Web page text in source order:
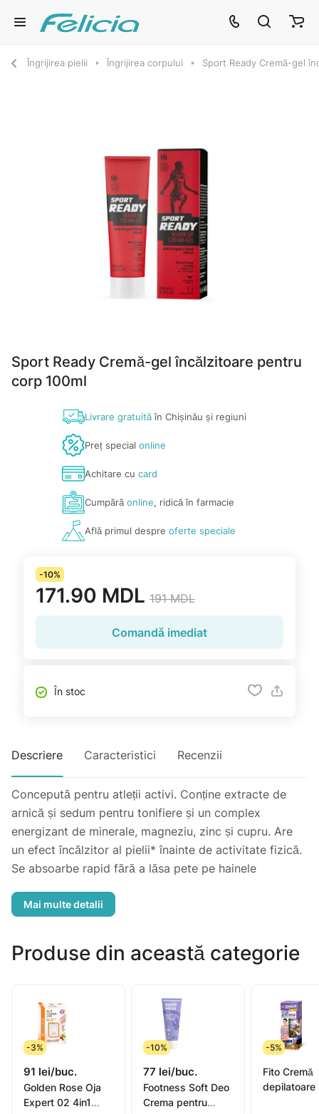
Îngrijirea pielii Îngrijirea corpului Sport Ready Cremă-gel
Sport Ready Cremă-gel încălzitoare pentru
corp 100ml
Livrare gratuităîn Chișinău și regiuni
Preț special online
Achitare cu card
Cumpărăonline, ridică în farmacie
Află primul despre oferte speciale
-10%
171.90 MDL 191 MDL
Comandă imediat
În stoc
Descriere Caracteristici Recenzii
Concepută pentru atleții activi. Conține extracte de
arnică și sedum pentru tonifiere și un complex
energizant de minerale, magneziu, zinc și cupru. Are
un efect încălzitor al pielii* înainte de activitate fizică.
Se absoarbe rapid fără a lăsa pete pe hainele
Testat dermatologic
uscată înainte de activitatea fizică. Potrivit pentru
utilizare zilnică și pe timp rece. Nu se aplică pe față
Produse din această categorie
-3%
91 lei/buc.
Golden Rose Oja
Expert 02 4in1
-10%
77 lei/buc.
Footness Soft Deo
Crema pentru
-5%
Fito Cremă
depilatoare